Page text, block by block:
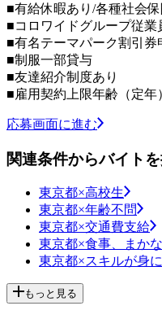
■有給休暇あり/各種社会
■コロワイドグループ従業
■有名テーマパーク割引券
■制服一部貸与
■友達紹介制度あり
■雇用契約上限年齢（定年
応募画面に進む
関連条件からバイト
東京都×高校生
東京都×年齢不問
東京都×交通費支給
東京都×食事、まか
東京都×スキルが身に
もっと見る